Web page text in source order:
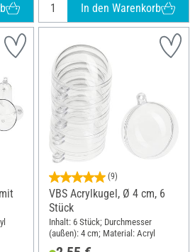
In den Warenkorb
(9)
VBS Acrylkugel, Ø 4 cm, 6
Stück
Inhalt: 6 Stück; Durchmesser
(außen): 4 cm; Material: Acryl